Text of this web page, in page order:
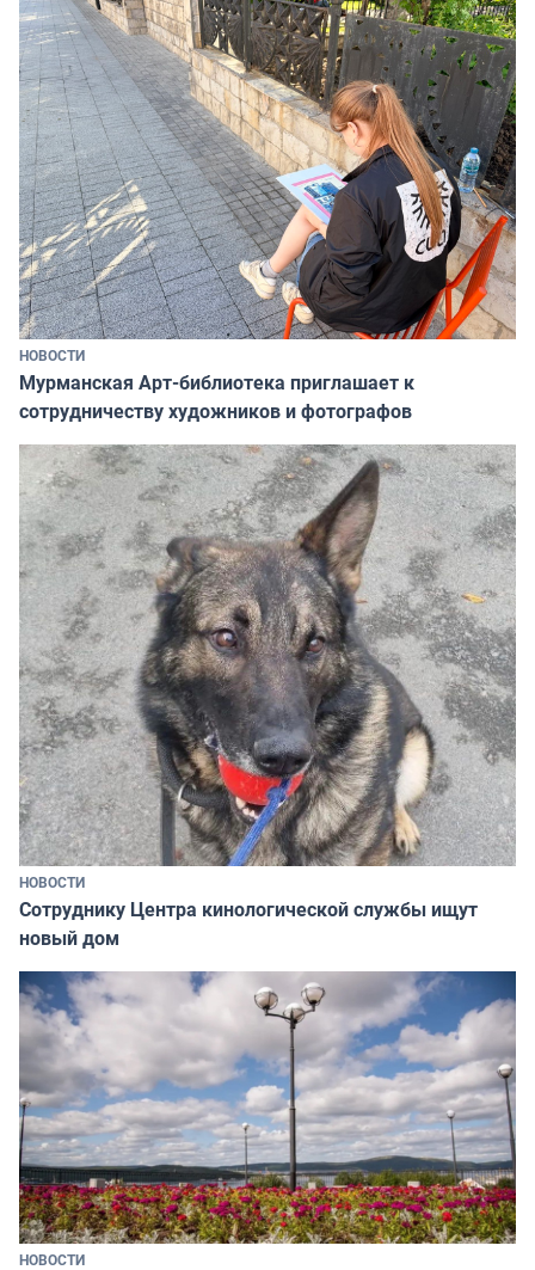
НОВОСТИ
Мурманская Арт-библиотека приглашает к
сотрудничеству художников и фотографов
НОВОСТИ
Сотруднику Центра кинологической службы ищут
новый дом
НОВОСТИ